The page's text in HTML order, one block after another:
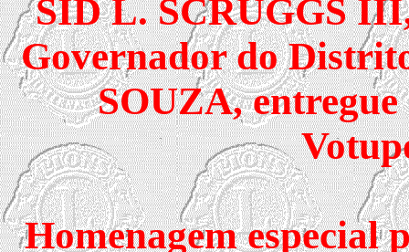
SID L. SCRUGGS
Governador do
SOUZA, entregue
Homenagem especial